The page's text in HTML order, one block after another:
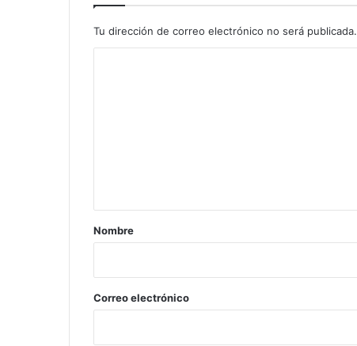
Tu dirección de correo electrónico no será publicada.
r
*
Nombre
Correo electrónico